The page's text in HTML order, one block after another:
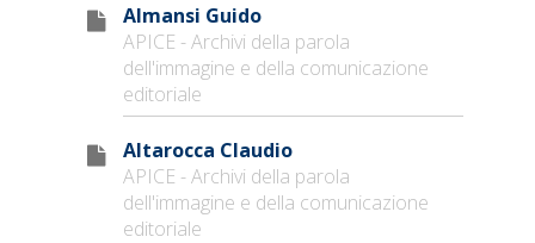
Almansi Guido
APICE - Archivi della parola
dell'immagine e della comunicazione
editoriale
Altarocca Claudio
APICE - Archivi della parola
dell'immagine e della comunicazione
editoriale